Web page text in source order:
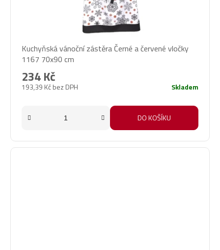
Kuchyňská vánoční zástěra Černé a červené vločky
1167 70x90 cm
193,39 Kč bez DPH
234 Kč
Skladem
DO KOŠÍKU